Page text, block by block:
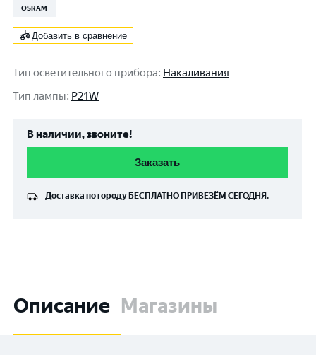
OSRAM
Добавить в сравнение
Тип осветительного прибора: Накаливания
Тип лампы: P21W
В наличии, звоните!
Заказать
Доставка по городу БЕСПЛАТНО ПРИВЕЗЁМ СЕГОДНЯ.
Описание Магазины